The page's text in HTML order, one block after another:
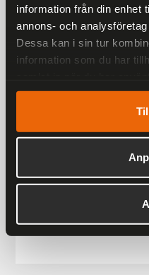
information från din enhet
annons- och
Dessa kan i sin tur
information som du har
25 %